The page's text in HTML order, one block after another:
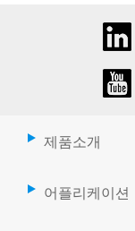
제품소개
어플리케이션